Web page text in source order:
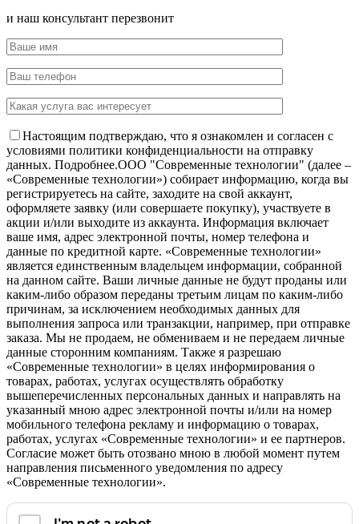
и наш консультант перезвонит
Настоящим подтверждаю, что я ознакомлен и согласен с
условиями политики конфиденциальности на отправку
данных. Подробнее.OOO "Современные технологии" (далее –
«Современные технологии») собирает информацию, когда вы
регистрируетесь на сайте, заходите на свой аккаунт,
оформляете заявку (или совершаете покупку), участвуете в
акции и/или выходите из аккаунта. Информация включает
ваше имя, адрес электронной почты, номер телефона и
данные по кредитной карте. «Современные технологии»
является единственным владельцем информации, собранной
на данном сайте. Ваши личные данные не будут проданы или
каким-либо образом переданы третьим лицам по каким-либо
причинам, за исключением необходимых данных для
выполнения запроса или транзакции, например, при отправке
заказа. Мы не продаем, не обмениваем и не передаем личные
данные сторонним компаниям. Также я разрешаю
«Современные технологии» в целях информирования о
товарах, работах, услугах осуществлять обработку
вышеперечисленных персональных данных и направлять на
указанный мною адрес электронной почты и/или на номер
мобильного телефона рекламу и информацию о товарах,
работах, услугах «Современные технологии» и ее партнеров.
Согласие может быть отозвано мною в любой момент путем
направления письменного уведомления по адресу
«Современные технологии».